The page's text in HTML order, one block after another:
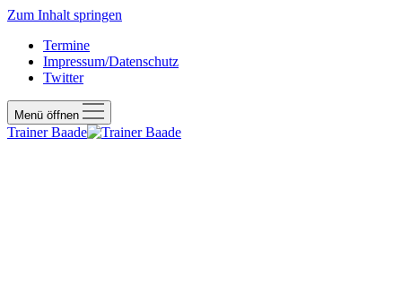
Zum Inhalt springen
Termine
Impressum/Datenschutz
Twitter
Menü öffnen
Trainer Baade